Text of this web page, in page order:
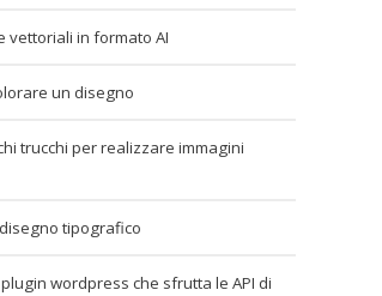
vettoriali in formato AI
un disegno
trucchi per realizzare immagini
tipografico
plugin wordpress che sfrutta le API di